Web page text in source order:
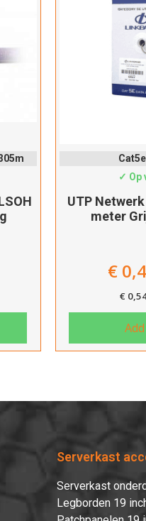
✓ Op
UTP
meter
€
€
Serverkast
Serverkast
Legborden 19